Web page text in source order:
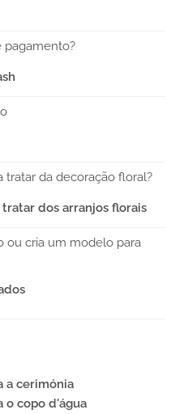
pagamento?
tratar da decoração floral?
dos arranjos florais
ou cria um modelo para
a cerimónia
o copo d'água